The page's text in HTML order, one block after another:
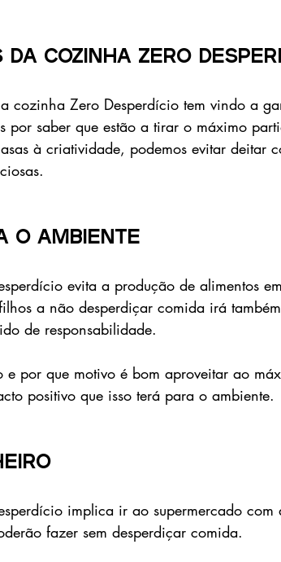
da cozinha Zero
cozinha Zero Desperdício tem vindo a
por saber que estão a tirar o máximo
à criatividade, podemos evitar deitar
o ambiente
evita a produção de alimentos
a não desperdiçar comida irá
de responsabilidade.
e por que motivo é bom aproveitar ao
positivo que isso terá para o ambiente.
implica ir ao supermercado com
fazer sem desperdiçar comida.